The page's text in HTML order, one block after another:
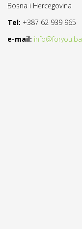
Bosna i Hercegovina
Tel: +387 62 939 965
e-mail: info@foryou.ba